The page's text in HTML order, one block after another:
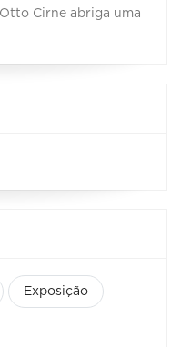
Cirne abriga uma
Exposição